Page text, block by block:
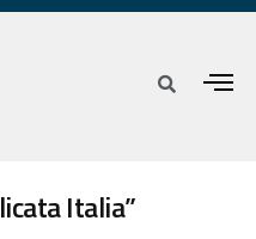
Italia”